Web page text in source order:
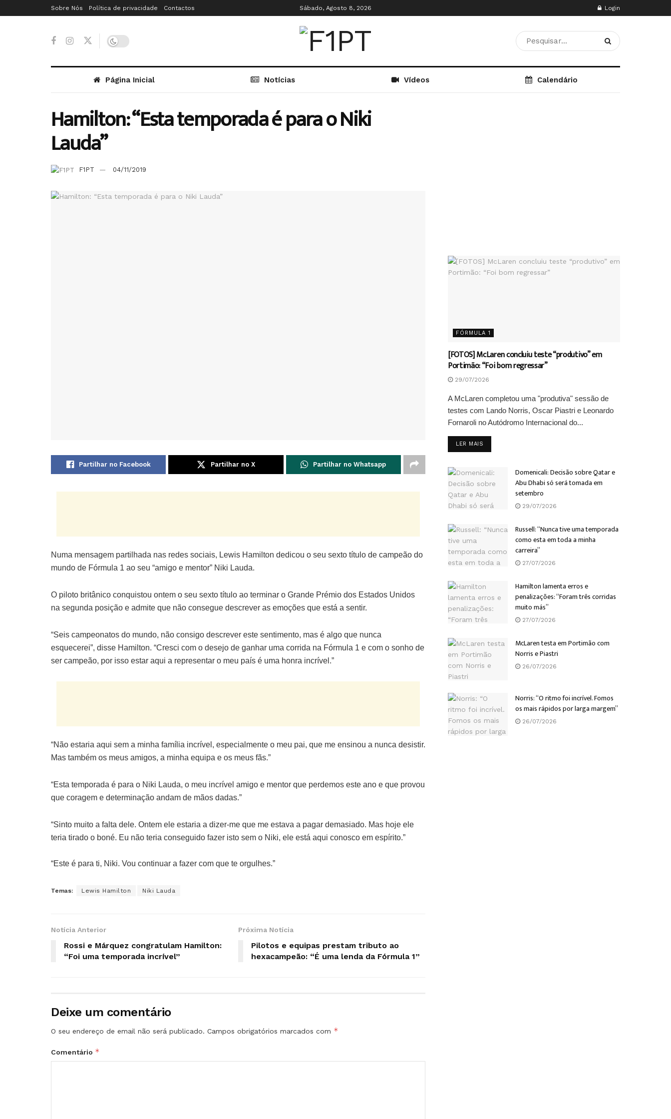
Sobre Nós Política de privacidade Contactos Sábado, Agosto 8, 2026 Login
Página Inicial Notícias Vídeos Calendário
Hamilton: “Esta temporada é para o Niki
Lauda”
F1PT 04/11/2019
Partilhar no Facebook Partilhar no X Partilhar no Whatsapp
Numa mensagem partilhada nas redes sociais, Lewis Hamilton dedicou o seu sexto título de campeão do
mundo de Fórmula 1 ao seu “amigo e mentor” Niki Lauda.
O piloto britânico conquistou ontem o seu sexto título ao terminar o Grande Prémio dos Estados Unidos
na segunda posição e admite que não consegue descrever as emoções que está a sentir.
“Seis campeonatos do mundo, não consigo descrever este sentimento, mas é algo que nunca
esquecerei”, disse Hamilton. “Cresci com o desejo de ganhar uma corrida na Fórmula 1 e com o sonho de
ser campeão, por isso estar aqui a representar o meu país é uma honra incrível.”
“Não estaria aqui sem a minha família incrível, especialmente o meu pai, que me ensinou a nunca desistir.
Mas também os meus amigos, a minha equipa e os meus fãs.”
“Esta temporada é para o Niki Lauda, o meu incrível amigo e mentor que perdemos este ano e que provou
que coragem e determinação andam de mãos dadas.”
“Sinto muito a falta dele. Ontem ele estaria a dizer-me que me estava a pagar demasiado. Mas hoje ele
teria tirado o boné. Eu não teria conseguido fazer isto sem o Niki, ele está aqui conosco em espírito.”
“Este é para ti, Niki. Vou continuar a fazer com que te orgulhes.”
Temas: Lewis Hamilton Niki Lauda
Notícia Anterior
Rossi e Márquez congratulam Hamilton:
“Foi uma temporada incrível”
Próxima Notícia
Pilotos e equipas prestam tributo ao
hexacampeão: “É uma lenda da Fórmula 1”
Deixe um comentário
O seu endereço de email não será publicado. Campos obrigatórios marcados com *
Comentário *
FÓRMULA 1
[FOTOS] McLaren concluiu teste “produtivo” em
Portimão: “Foi bom regressar”
29/07/2026
A McLaren completou uma "produtiva" sessão de
testes com Lando Norris, Oscar Piastri e Leonardo
Fornaroli no Autódromo Internacional do...
LER MAIS
Domenicali: Decisão sobre Qatar e
Abu Dhabi só será tomada em
setembro
29/07/2026
Russell: “Nunca tive uma temporada
como esta em toda a minha
carreira”
27/07/2026
Hamilton lamenta erros e
penalizações: “Foram três corridas
muito más”
27/07/2026
McLaren testa em Portimão com
Norris e Piastri
26/07/2026
Norris: “O ritmo foi incrível. Fomos
os mais rápidos por larga margem”
26/07/2026